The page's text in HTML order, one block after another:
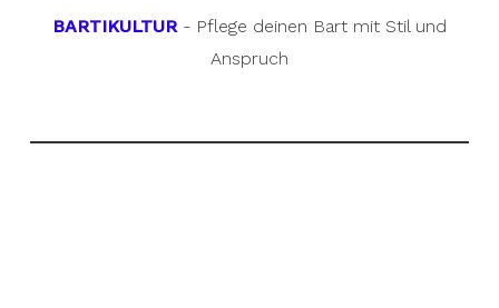
BARTIKULTUR- Pflege deinen Bart mit Stil und
Anspruch